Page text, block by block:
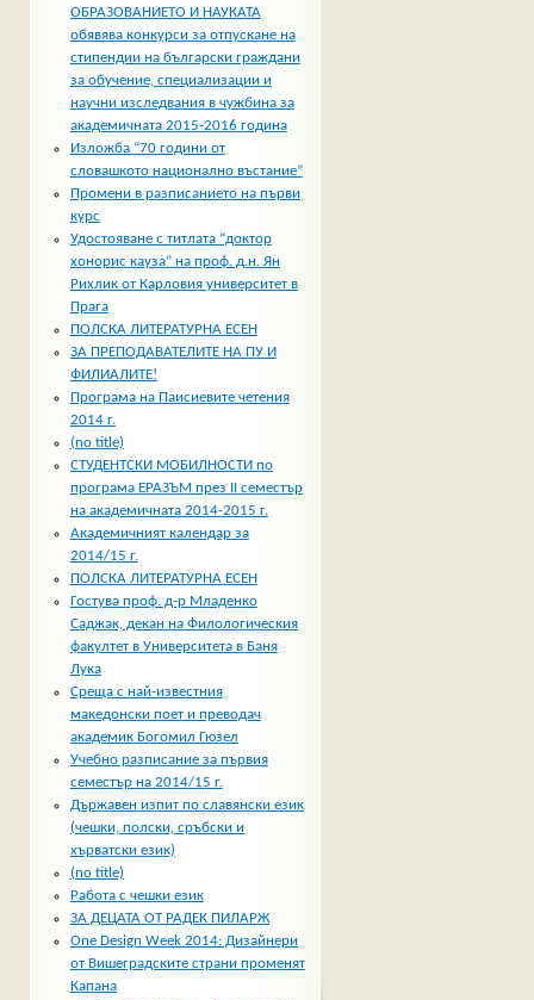
ОБРАЗОВАНИЕТО И НАУКАТА
обявява конкурси за отпускане на
стипендии на български граждани
за обучение, специализации и
научни изследвания в чужбина за
академичната 2015-2016 година
Изложба “70 години от
словашкото национално въстание”
Промени в разписанието на първи
курс
Удостояване с титлата “доктор
хонорис кауза” на проф. д.н. Ян
Рихлик от Карловия университет в
Прага
ПОЛСКА ЛИТЕРАТУРНА ЕСЕН
ЗА ПРЕПОДАВАТЕЛИТЕ НА ПУ И
ФИЛИАЛИТЕ!
Програма на Паисиевите четения
2014 г.
(no title)
СТУДЕНТСКИ МОБИЛНОСТИ по
програма ЕРАЗЪМ през II семестър
на академичната 2014-2015 г.
Академичният календар за
2014/15 г.
ПОЛСКА ЛИТЕРАТУРНА ЕСЕН
Гостува проф. д-р Младенко
Саджак, декан на Филологическия
факултет в Университета в Баня
Лука
Среща с най-известния
македонски поет и преводач
академик Богомил Гюзел
Учебно разписание за първия
семестър на 2014/15 г.
Държавен изпит по славянски език
(чешки, полски, сръбски и
хърватски език)
(no title)
Работа с чешки език
ЗА ДЕЦАТА ОТ РАДЕК ПИЛАРЖ
One Design Week 2014: Дизайнери
от Вишеградските страни променят
Капана